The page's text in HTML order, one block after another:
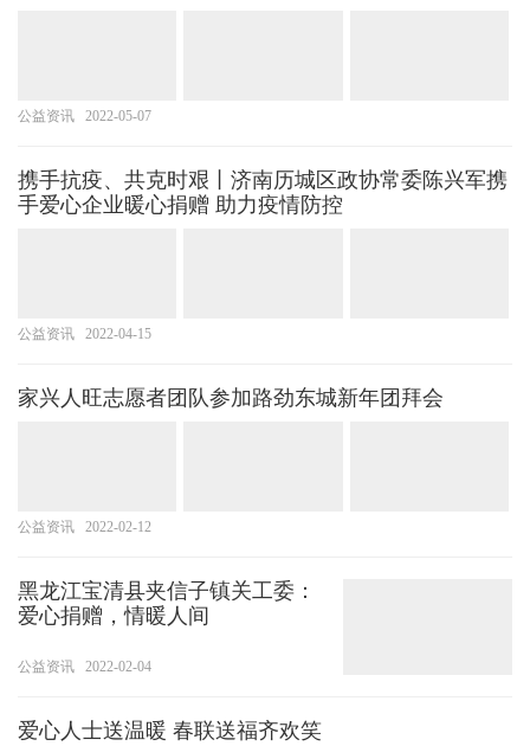
公益资讯 2022-05-07
携手抗疫、共克时艰丨济南历城区政协常委陈兴军携
手爱心企业暖心捐赠 助力疫情防控
公益资讯 2022-04-15
家兴人旺志愿者团队参加路劲东城新年团拜会
公益资讯 2022-02-12
黑龙江宝清县夹信子镇关工委：
爱心捐赠，情暖人间
公益资讯 2022-02-04
爱心人士送温暖 春联送福齐欢笑